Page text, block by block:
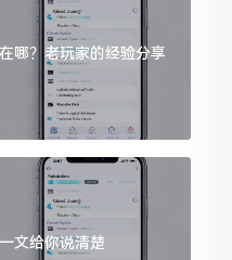
哪？老玩家的经验分享
文给你说清楚